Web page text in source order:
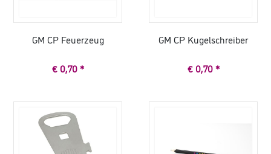
GM CP Feuerzeug
€ 0,70 *
GM CP Kugelschreiber
€ 0,70 *